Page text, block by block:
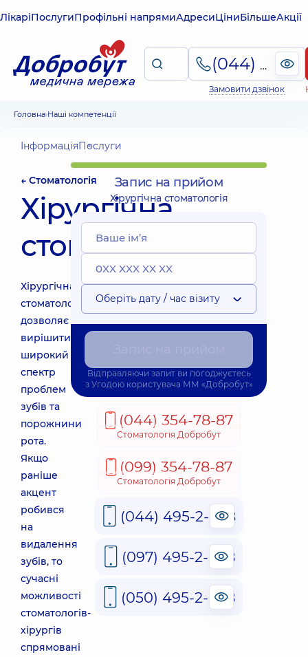
ЛікаріПослугиПрофільні напрямиАдресиЦіниБільшеАкції
(044) 495-2-888
Замовити дзвінок
Головна Наші компетенції
ІнформаціяПослуги
← Стоматологія
Хірургічна
стоматологія
Хірургічна
стоматологія
дозволяє
вирішити
широкий
спектр
проблем
зубів та
порожнини
рота.
Якщо
раніше
акцент
робився
на
видалення
зубів, то
сучасні
можливості
стоматологів-
хірургів
спрямовані
Запис на прийом
Хірургічна стоматологія
Оберіть дату / час візиту
Відправляючи запит ви погоджуєтесь
з Угодою користувача ММ «Добробут»
(044) 354-78-87
Стоматологія Добробут
(099) 354-78-87
Стоматологія Добробут
(044) 495-2-888
(097) 495-2-888
(050) 495-2-888